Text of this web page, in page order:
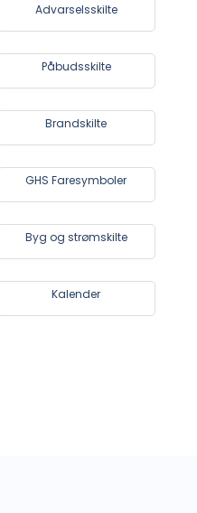
Advarselsskilte
Påbudsskilte
Brandskilte
GHS Faresymboler
Byg og strømskilte
Kalender